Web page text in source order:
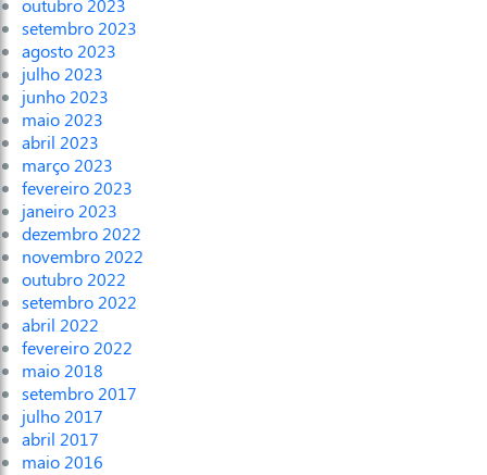
outubro 2023
setembro 2023
agosto 2023
julho 2023
junho 2023
maio 2023
abril 2023
março 2023
fevereiro 2023
janeiro 2023
dezembro 2022
novembro 2022
outubro 2022
setembro 2022
abril 2022
fevereiro 2022
maio 2018
setembro 2017
julho 2017
abril 2017
maio 2016